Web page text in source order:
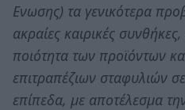
Eνωσης) τα γενικότερα
ακραίες καιρικές
ποιότητα των προϊόντων
επιτραπέζιων σταφυλιών
επίπεδα, με αποτέλεσμα